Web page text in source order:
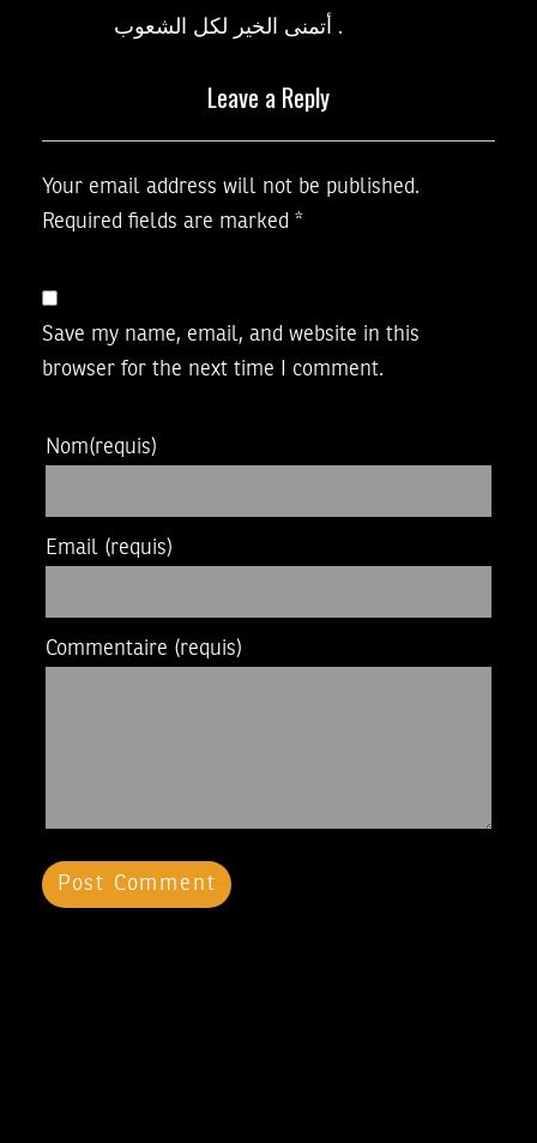
أتمنی الخير لكل الشعوب .
Leave a Reply
Your email address will not be published.
Required fields are marked *
Save my name, email, and website in this
browser for the next time I comment.
Nom(requis)
Email (requis)
Commentaire (requis)